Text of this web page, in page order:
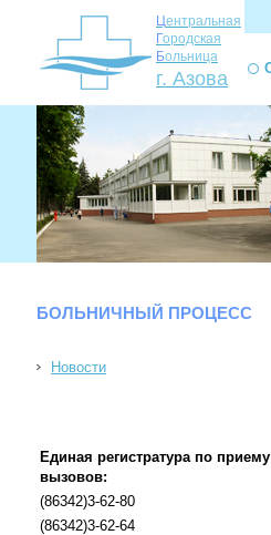
Центральная
Городская
Больница
г. Азова
БОЛЬНИЧНЫЙ ПРОЦЕСС
Новости
Единая регистратура по приему
вызовов:
(86342)3-62-80
(86342)3-62-64